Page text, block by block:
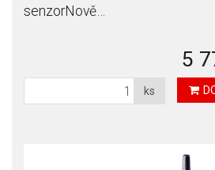
senzorNově…
5
ks